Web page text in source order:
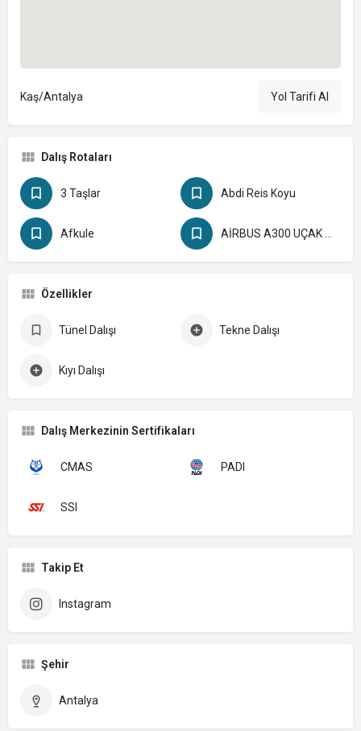
Kaş/Antalya Yol Tarifi Al
Dalış Rotaları
3 Taşlar Abdi Reis Koyu
Afkule
Özellikler
Tünel Dalışı Tekne Dalışı
Kıyı Dalışı
Dalış Merkezinin Sertifikaları
CMAS PADI
SSI
Takip Et
Instagram
Şehir
Antalya